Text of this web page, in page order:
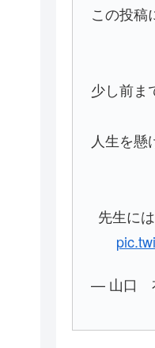
この投稿
少し前ま
人生を懸
先生に
— 山口